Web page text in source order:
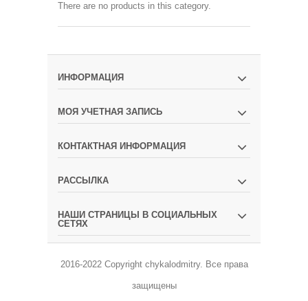
There are no products in this category.
ИНФОРМАЦИЯ
МОЯ УЧЕТНАЯ ЗАПИСЬ
КОНТАКТНАЯ ИНФОРМАЦИЯ
РАССЫЛКА
НАШИ СТРАНИЦЫ В СОЦИАЛЬНЫХ
СЕТЯХ
2016-2022 Copyright chykalodmitry. Все права
защищены